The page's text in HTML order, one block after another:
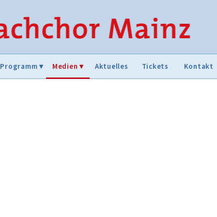
Programm Medien Aktuelles Tickets Kontakt